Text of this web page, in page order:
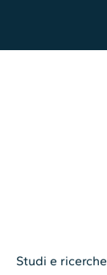
Studi e ricerche